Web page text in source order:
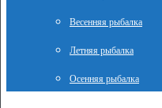
Весенняя рыбалка
Летняя рыбалка
Осенняя рыбалка